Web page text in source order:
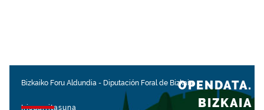
Bizkaiko Foru Aldundia - Diputación Foral de Bizkaia
Irisgarritasuna
OPENDATA.
BIZKAIA